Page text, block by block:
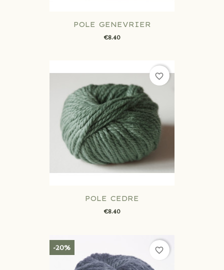
POLE GENEVRIER
€8.40
POLE CEDRE
€8.40
favorite_border
-20% favorite_border